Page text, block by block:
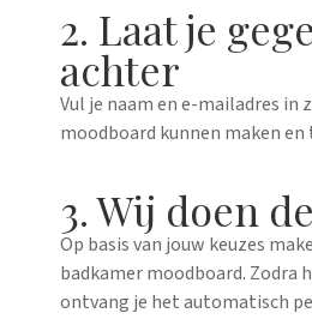
2. Laat je
achter
Vul je naam en e-mailadres in
moodboard kunnen maken
3. Wij doen
Op basis van jouw keuzes
badkamer moodboard. Zodra
ontvang je het automatisch